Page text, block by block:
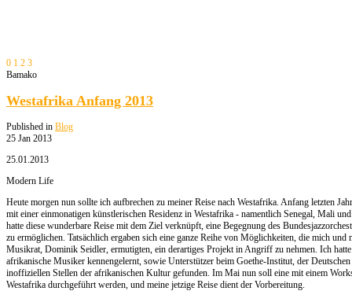
0 1 2 3
Bamako
Westafrika Anfang 2013
Published in Blog
25 Jan 2013
25.01.2013
Modern Life
Heute morgen nun sollte ich aufbrechen zu meiner Reise nach Westafrika. Anfang letzten
mit einer einmonatigen künstlerischen Residenz in Westafrika - namentlich Senegal, Mali
hatte diese wunderbare Reise mit dem Ziel verknüpft, eine Begegnung des
zu ermöglichen. Tatsächlich ergaben sich eine ganze Reihe von Möglichkeiten, die mich und
Musikrat, Dominik Seidler, ermutigten, ein derartiges Projekt in Angriff zu nehmen. Ich hatte
afrikanische Musiker kennengelernt, sowie Unterstützer beim Goethe-Institut, der
inoffiziellen Stellen der afrikanischen Kultur gefunden. Im Mai nun soll eine mit einem
Westafrika durchgeführt werden, und meine jetzige Reise dient der Vorbereitung.